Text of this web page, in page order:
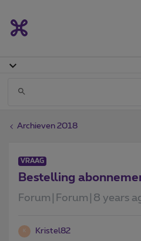
Archieven 2018
VRAAG
Bestelling
Forum|Forum|8 years
K Kristel82